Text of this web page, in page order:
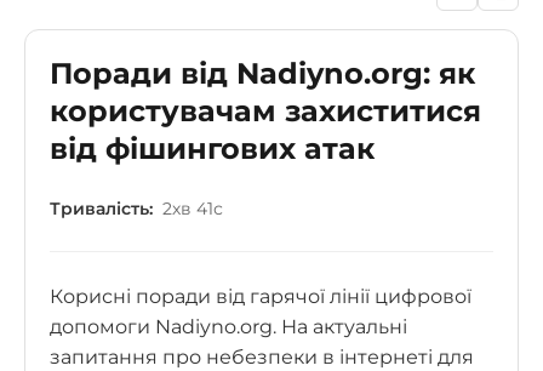
Поради від Nadiyno.org: як
користувачам захиститися
від фішингових атак
Тривалість: 2хв 41с
Корисні поради від гарячої лінії цифрової
допомоги Nadiyno.org. На актуальні
запитання про небезпеки в інтернеті для